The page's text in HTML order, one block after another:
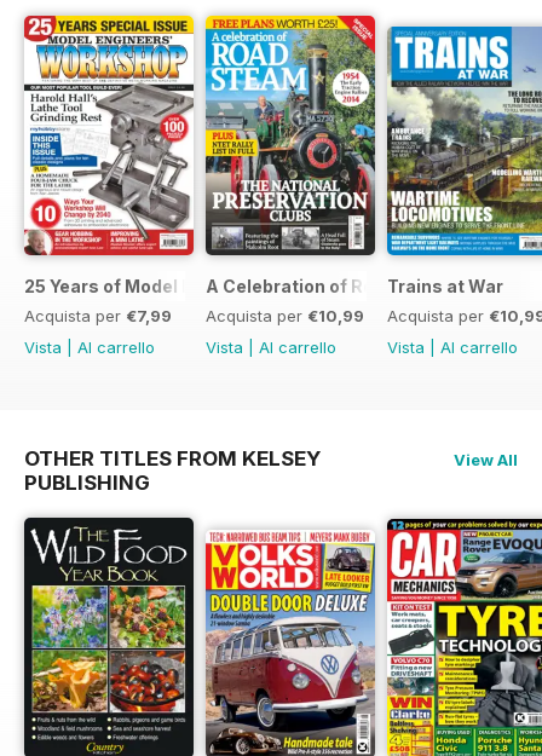
25 Years of Model Engineers Workshop Special
Acquista per €7,99
Vista
Al carrello
A Celebration of Road Steam
Acquista per €10,99
Vista
Al carrello
Trains at War
Acquista per
Vista
Al carrello
OTHER TITLES FROM KELSEY
PUBLISHING
View All